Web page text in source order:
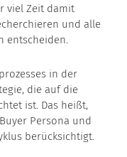
viel Zeit damit
und alle
entscheiden.
in der
die auf die
ist. Das heißt,
Persona und
berücksichtigt.